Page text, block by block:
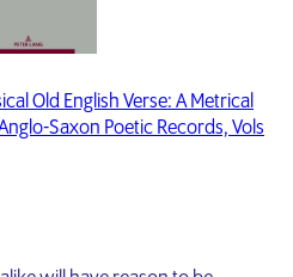
Old English Verse: A Metrical
Saxon Poetic Records, Vols